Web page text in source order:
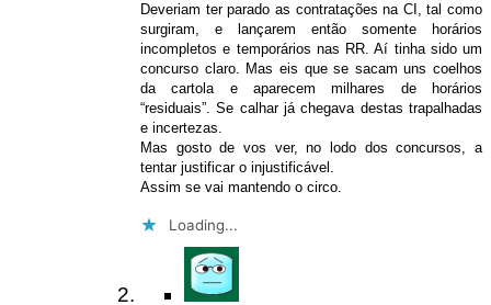
Deveriam ter parado as contratações na CI, tal como
surgiram, e lançarem então somente horários
incompletos e temporários nas RR. Aí tinha sido um
concurso claro. Mas eis que se sacam uns coelhos
da cartola e aparecem milhares de horários
“residuais”. Se calhar já chegava destas trapalhadas
e incertezas.
Mas gosto de vos ver, no lodo dos concursos, a
tentar justificar o injustificável.
Assim se vai mantendo o circo.
Loading...